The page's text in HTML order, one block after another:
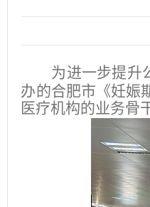
为进一步提升
办的合肥市《妊娠
医疗机构的业务骨